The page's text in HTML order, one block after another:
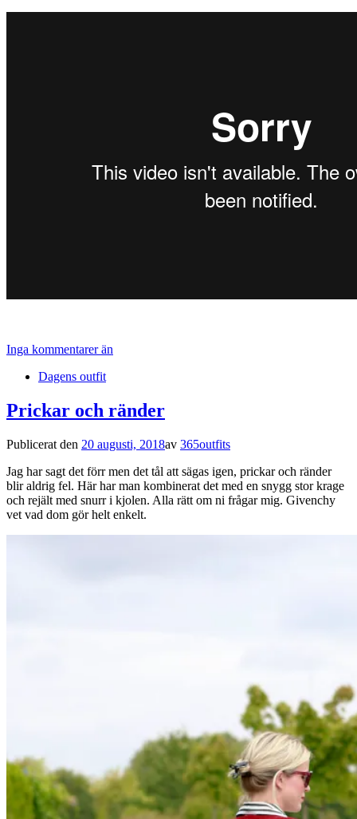
Inga kommentarer än
Dagens outfit
Prickar och ränder
Publicerat den 20 augusti, 2018av 365outfits
Jag har sagt det förr men det tål att sägas igen, prickar och ränder
blir aldrig fel. Här har man kombinerat det med en snygg stor krage
och rejält med snurr i kjolen. Alla rätt om ni frågar mig. Givenchy
vet vad dom gör helt enkelt.